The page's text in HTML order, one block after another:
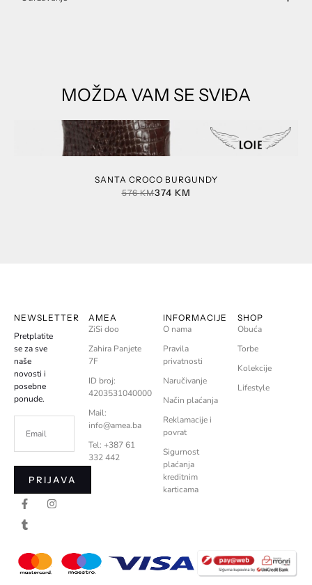
MOŽDA VAM SE SVIĐA
SANTA CROCO BURGUNDY
576KM374 KM
NEWSLETTER
Pretplatite
se za sve
naše
novosti i
posebne
ponude.
PRIJAVA
AMEA
ZiSi doo
Zahira Panjete
7F
ID broj:
4203531040000
Mail:
info@amea.ba
Tel: +387 61
332 442
INFORMACIJE
O nama
Pravila
privatnosti
Naručivanje
Način plaćanja
Reklamacije i
povrat
Sigurnost
plaćanja
kreditnim
karticama
SHOP
Obuća
Torbe
Kolekcije
Lifestyle